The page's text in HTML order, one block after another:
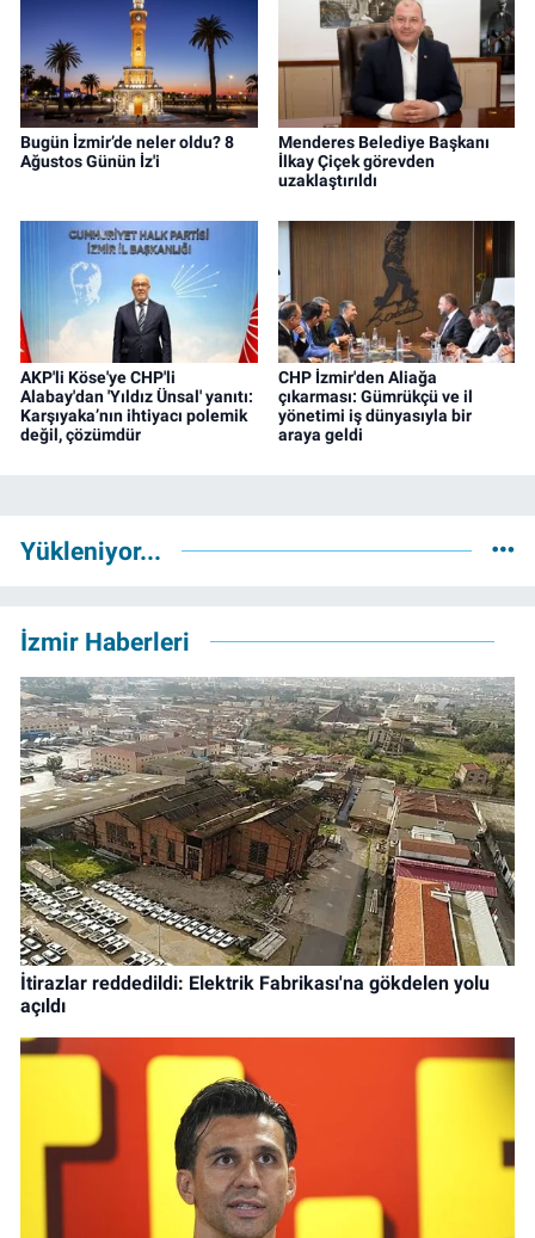
Bugün İzmir’de neler oldu? 8
Ağustos Günün İz'i
Menderes Belediye Başkanı
İlkay Çiçek görevden
uzaklaştırıldı
AKP'li Köse'ye CHP'li
Alabay'dan 'Yıldız Ünsal' yanıtı:
Karşıyaka’nın ihtiyacı polemik
değil, çözümdür
CHP İzmir'den Aliağa
çıkarması: Gümrükçü ve il
yönetimi iş dünyasıyla bir
araya geldi
Yükleniyor...
İzmir Haberleri
İtirazlar reddedildi: Elektrik Fabrikası'na gökdelen yolu
açıldı